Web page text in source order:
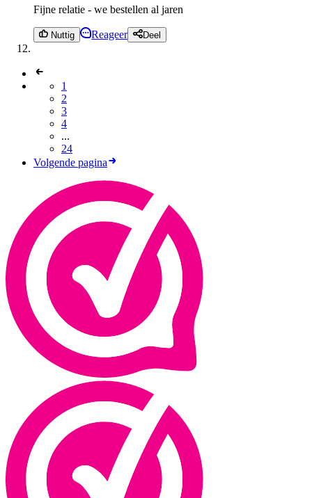
Fijne relatie - we bestellen al jaren
Nuttig Reageer Deel
1
2
3
4
...
24
Volgende pagina